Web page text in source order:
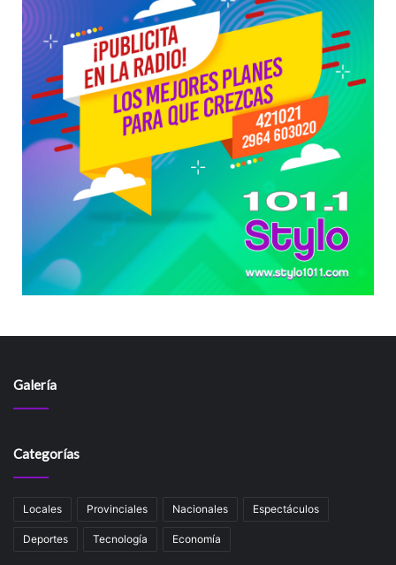
Galería
Categorías
Locales Provinciales Nacionales Espectáculos
Deportes Tecnología Economía